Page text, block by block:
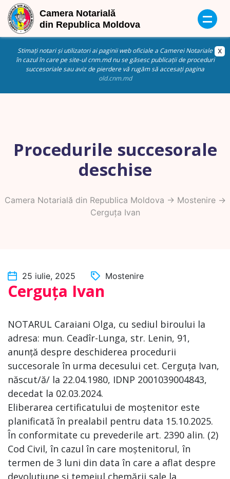
Stimați notari și utilizatori ai paginii web oficiale a Camerei Notariale
în cazul în care pe site-ul cnm.md nu se găsesc publicații de proceduri
succesoriale sau aviz de pierdere vă rugăm să accesați pagina
old.cnm.md
Procedurile succesorale
deschise
Camera Notarială din Republica Moldova -> Mostenire->
Cerguța Ivan
25 iulie, 2025 Mostenire
Cerguța Ivan
NOTARUL Caraiani Olga, cu sediul biroului la
adresa: mun. Ceadîr-Lunga, str. Lenin, 91,
anunță despre deschiderea procedurii
succesorale în urma decesului cet. Cerguța Ivan,
născut/ă/ la 22.04.1980, IDNP 2001039004843,
decedat la 02.03.2024.
Eliberarea certificatului de moștenitor este
planificată în prealabil pentru data 15.10.2025.
În conformitate cu prevederile art. 2390 alin. (2)
Cod Civil, în cazul în care moștenitorul, în
termen de 3 luni din data în care a aflat despre
devoluțiune și temeiul chemării sale la